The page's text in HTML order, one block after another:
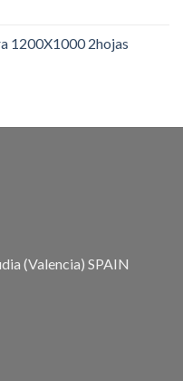
1200X1000 2hojas
(Valencia) SPAIN